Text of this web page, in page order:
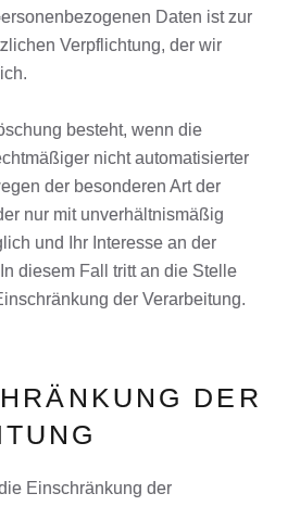
Daten ist zur
Verpflichtung, der wir
besteht, wenn die
nicht automatisierter
der besonderen Art der
nur mit unverhältnismäßig
und Ihr Interesse an der
diesem Fall tritt an die Stelle
der Verarbeitung.
DER
Einschränkung der